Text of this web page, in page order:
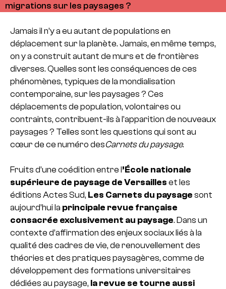
migrations sur les paysages ?
Jamais il n’y a eu autant de populations en
déplacement sur la planète. Jamais, en même temps,
on y a construit autant de murs et de frontières
diverses. Quelles sont les conséquences de ces
phénomènes, typiques de la mondialisation
contemporaine, sur les paysages ? Ces
déplacements de population, volontaires ou
contraints, contribuent-ils à l’apparition de nouveaux
paysages ? Telles sont les questions qui sont au
cœur de ce numéro desCarnets du paysage.
Fruits d’une coédition entre l’École nationale
supérieure de paysage de Versailles et les
éditions Actes Sud, Les Carnets du paysage sont
aujourd’hui la principale revue française
consacrée exclusivement au paysage. Dans un
contexte d’affirmation des enjeux sociaux liés à la
qualité des cadres de vie, de renouvellement des
théories et des pratiques paysagères, comme de
développement des formations universitaires
dédiées au paysage, la revue se tourne aussi